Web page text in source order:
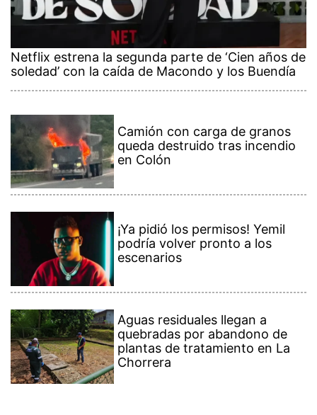
Netflix estrena la segunda parte de ‘Cien años de
soledad’ con la caída de Macondo y los Buendía
Camión con carga de granos
queda destruido tras incendio
en Colón
¡Ya pidió los permisos! Yemil
podría volver pronto a los
escenarios
Aguas residuales llegan a
quebradas por abandono de
plantas de tratamiento en La
Chorrera